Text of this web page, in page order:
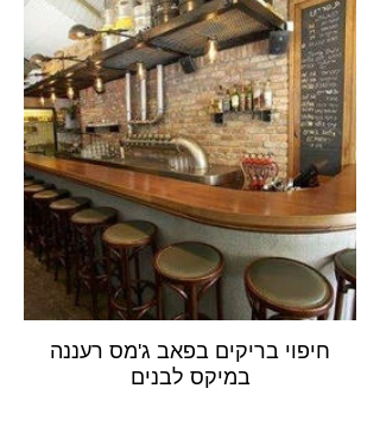
חיפוי בריקים בפאב ג'מס רעננה
במיקס לבנים